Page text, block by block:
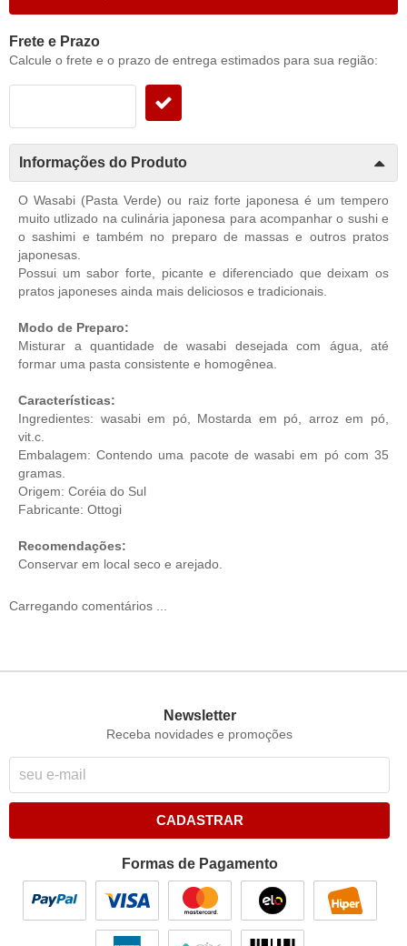
Frete e Prazo
Calcule o frete e o prazo de entrega estimados para sua região:
Informações do Produto
O Wasabi (Pasta Verde) ou raiz forte japonesa é um tempero
muito utlizado na culinária japonesa para acompanhar o sushi e
o sashimi e também no preparo de massas e outros pratos
japonesas.
Possui um sabor forte, picante e diferenciado que deixam os
pratos japoneses ainda mais deliciosos e tradicionais.
Modo de Preparo:
Misturar a quantidade de wasabi desejada com água, até
formar uma pasta consistente e homogênea.
Características:
Ingredientes: wasabi em pó, Mostarda em pó, arroz em pó,
vit.c.
Embalagem: Contendo uma pacote de wasabi em pó com 35
gramas.
Origem: Coréia do Sul
Fabricante: Ottogi
Recomendações:
Conservar em local seco e arejado.
Carregando comentários ...
Newsletter
Receba novidades e promoções
CADASTRAR
Formas de Pagamento